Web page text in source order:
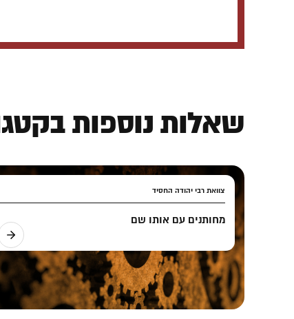
שאלות נוספות
צוואת רבי יהודה החסיד
מחותנים עם אותו שם